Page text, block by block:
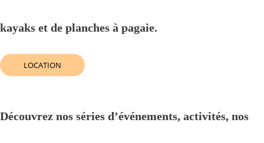
kayaks et de planches à pagaie.
LOCATION
Découvrez nos séries d’événements, activités, nos